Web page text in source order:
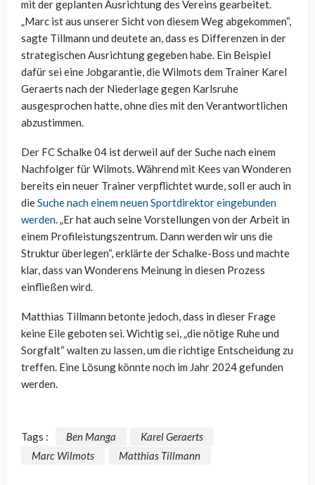
mit der geplanten Ausrichtung des Vereins gearbeitet.
„Marc ist aus unserer Sicht von diesem Weg abgekommen“,
sagte Tillmann und deutete an, dass es Differenzen in der
strategischen Ausrichtung gegeben habe. Ein Beispiel
dafür sei eine Jobgarantie, die Wilmots dem Trainer Karel
Geraerts nach der Niederlage gegen Karlsruhe
ausgesprochen hatte, ohne dies mit den Verantwortlichen
abzustimmen.
Der FC Schalke 04 ist derweil auf der Suche nach einem
Nachfolger für Wilmots. Während mit Kees van Wonderen
bereits ein neuer Trainer verpflichtet wurde, soll er auch in
dieSuche nach einem neuen Sportdirektor eingebunden
werden. „Er hat auch seine Vorstellungen von der Arbeit in
einem Profileistungszentrum. Dann werden wir uns die
Struktur überlegen“, erklärte der Schalke-Boss und machte
klar, dass van Wonderens Meinung in diesen Prozess
einfließen wird.
Matthias Tillmann betonte jedoch, dass in dieser Frage
keine Eile geboten sei. Wichtig sei, „die nötige Ruhe und
Sorgfalt“ walten zu lassen, um die richtige Entscheidung zu
treffen. Eine Lösung könnte noch im Jahr 2024 gefunden
werden.
Tags : Ben Manga
Karel Geraerts
Marc Wilmots
Matthias Tillmann